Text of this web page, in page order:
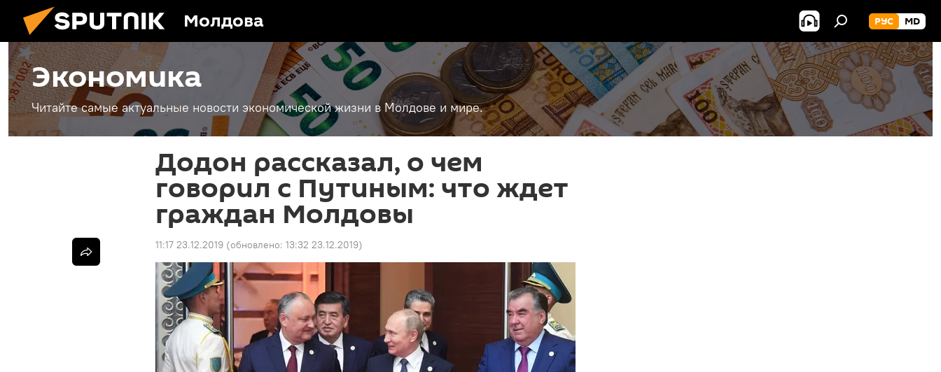
Молдова РУС MD
Экономика
Читайте самые актуальные новости экономической жизни в Молдове и мире.
Додон рассказал, о чем
говорил с Путиным: что ждет
граждан Молдовы
11:17 23.12.2019 (обновлено: 13:32 23.12.2019)